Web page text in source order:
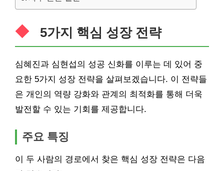
5가지 핵심 성장 전략
심혜진과 심현섭의 성공 신화를 이루는 데 있어 중
요한 5가지 성장 전략을 살펴보겠습니다. 이 전략들
은 개인의 역량 강화와 관계의 최적화를 통해 더욱
발전할 수 있는 기회를 제공합니다.
주요 특징
이 두 사람의 경로에서 찾은 핵심 성장 전략은 다음